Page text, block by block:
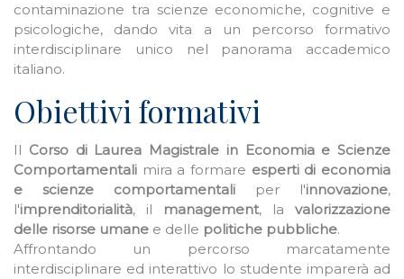
contaminazione tra scienze economiche, cognitive e
psicologiche, dando vita a un percorso formativo
interdisciplinare unico nel panorama accademico
italiano.
Obiettivi formativi
Il Corso di Laurea Magistrale in Economia e Scienze
Comportamentali mira a formare esperti di economia
e scienze comportamentali per l'innovazione,
l'imprenditorialità, il management, la valorizzazione
delle risorse umane e delle politiche pubbliche.
Affrontando un percorso marcatamente
interdisciplinare ed interattivo lo studente imparerà ad